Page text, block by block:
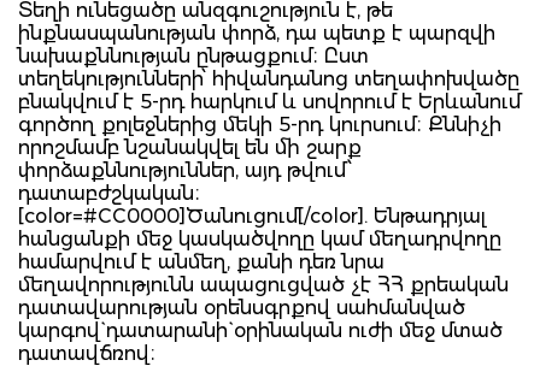
Տեղի ունեցածը անզգուշություն է, թե
ինքնասպանության փորձ, դա պետք է պարզվի
նախաքննության ընթացքում։ Ըստ
տեղեկությունների՝ հիվանդանոց տեղափոխվածը
բնակվում է 5-րդ հարկում և սովորում է Երևանում
գործող քոլեջներից մեկի 5-րդ կուրսում։ Քննիչի
որոշմամբ նշանակվել են մի շարք
փորձաքննություններ, այդ թվում՝
դատաբժշկական։
[color=#CC0000]Ծանուցում[/color]. Ենթադրյալ
հանցանքի մեջ կասկածվողը կամ մեղադրվողը
համարվում է անմեղ, քանի դեռ նրա
մեղավորությունն ապացուցված չէ ՀՀ քրեական
դատավարության օրենսգրքով սահմանված
կարգով` դատարանի` օրինական ուժի մեջ մտած
դատավճռով։